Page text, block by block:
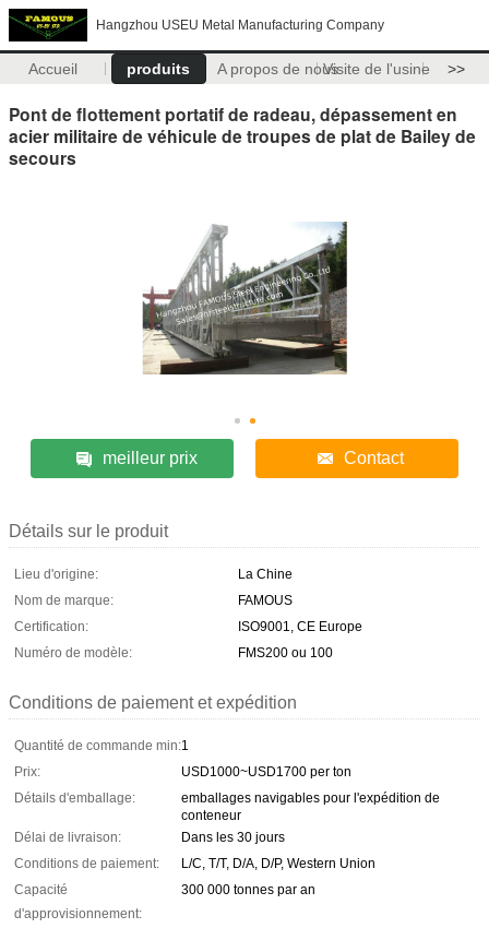
Hangzhou USEU Metal Manufacturing Company
Accueil produits A propos de nousVisite de l'usine >>
Pont de flottement portatif de radeau, dépassement en
acier militaire de véhicule de troupes de plat de Bailey de
secours
meilleur prix Contact
Détails sur le produit
Lieu d'origine:
La Chine
Nom de marque:
FAMOUS
Certification:
ISO9001, CE Europe
Numéro de modèle:
FMS200 ou 100
Conditions de paiement et expédition
Quantité de commande min:1
Prix:
USD1000~USD1700 per ton
Détails d'emballage:
emballages navigables pour l'expédition de
conteneur
Délai de livraison:
Dans les 30 jours
Conditions de paiement:
L/C, T/T, D/A, D/P, Western Union
Capacité
d'approvisionnement:
300 000 tonnes par an